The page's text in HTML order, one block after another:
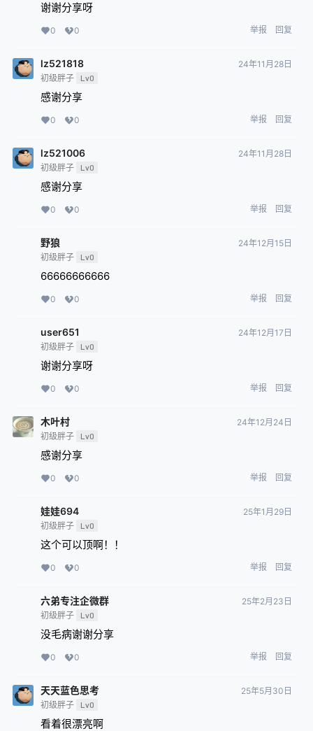
谢谢分享呀
0 0 举报 回复
lz521818
初级胖子 Lv0
24年11月28日
感谢分享
0 0 举报 回复
lz521006
初级胖子 Lv0
24年11月28日
感谢分享
0 0 举报 回复
野狼
初级胖子 Lv0
24年12月15日
66666666666
0 0 举报 回复
user651
初级胖子 Lv0
24年12月17日
谢谢分享呀
0 0 举报 回复
木叶村
初级胖子 Lv0
24年12月24日
感谢分享
0 0 举报 回复
娃娃694
初级胖子 Lv0
25年1月29日
这个可以顶啊！！
0 0 举报 回复
六弟专注企微群
初级胖子 Lv0
25年2月23日
没毛病谢谢分享
0 0 举报 回复
天天蓝色思考
初级胖子 Lv0
25年5月30日
看着很漂亮啊